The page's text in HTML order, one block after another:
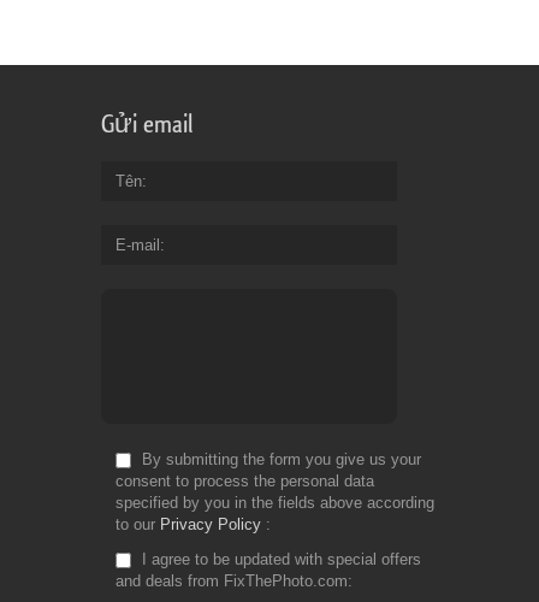
Gửi email
Tên
E-mail
By submitting the form you give us your
consent to process the personal data
specified by you in the fields above according
to our Privacy Policy
I agree to be updated with special offers
and deals from FixThePhoto.com